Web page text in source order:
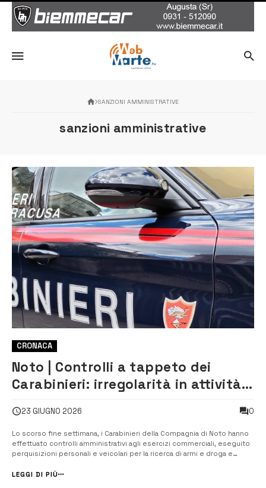
SANZIONI AMMINISTRATIVE
sanzioni amministrative
CRONACA
Noto | Controlli a tappeto dei
Carabinieri: irregolarità in attività
sospensione
23 GIUGNO 2026 0
Lo scorso fine settimana, i Carabinieri della Compagnia di Noto hanno
effettuato controlli amministrativi agli esercizi commerciali, eseguito
perquisizioni personali e veicolari per la ricerca di armi e droga e
Siracusa i militari hanno contestato, al titolare di due es...
LEGGI DI PIÙ